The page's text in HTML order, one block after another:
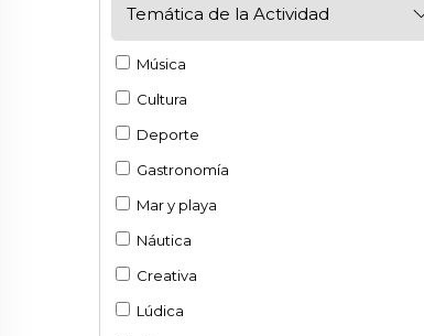
Temática de la Actividad
Música
Cultura
Deporte
Gastronomía
Mar y playa
Náutica
Creativa
Lúdica